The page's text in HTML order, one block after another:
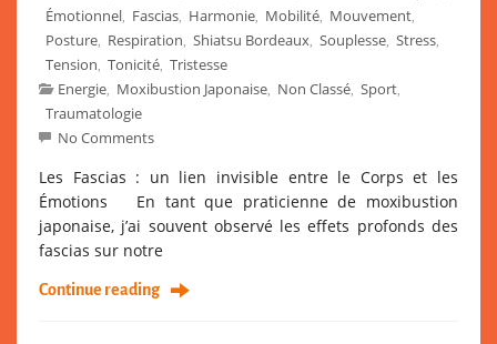
Émotionnel Fascias Harmonie Mobilité Mouvement
Posture Respiration Shiatsu Bordeaux Souplesse Stress
Tension Tonicité Tristesse
Energie Moxibustion Japonaise Non Classé Sport
Traumatologie
No Comments
Les Fascias : un lien invisible entre le Corps et les
Émotions En tant que praticienne de moxibustion
japonaise, j’ai souvent observé les effets profonds des
fascias sur notre
Continue reading